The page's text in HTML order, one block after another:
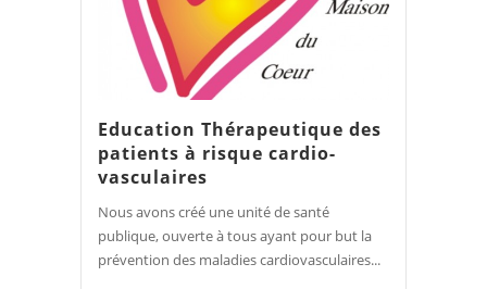
Education Thérapeutique des
patients à risque cardio-
vasculaires
Nous avons créé une unité de santé
publique, ouverte à tous ayant pour but la
prévention des maladies cardiovasculaires...